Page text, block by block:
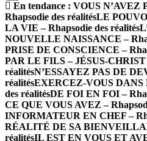
En tendance : VOUS N’AVEZ
Rhapsodie des réalitésLE
LA VIE – Rhapsodie des réalités
NOUVELLE NAISSANCE –
PRISE DE CONSCIENCE –
PAR LE FILS – JÉSUS-CHRIST
réalitésN’ESSAYEZ PAS DE
réalitésEXERCEZ-VOUS DANS
des réalitésDE FOI EN FOI –
CE QUE VOUS AVEZ –
INFORMATEUR EN CHEF –
RÉALITÉ DE SA
réalitésIL EST EN VOUS ET